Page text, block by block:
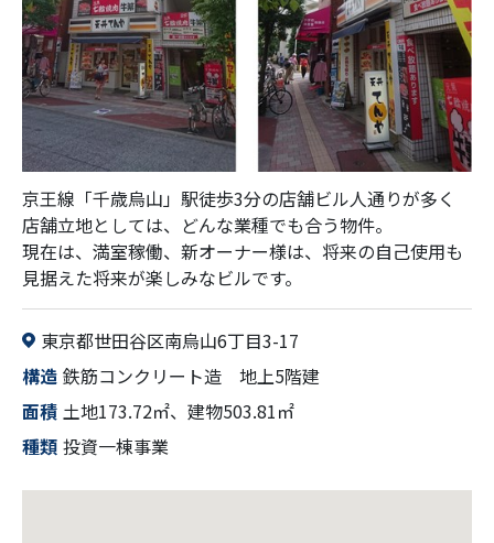
京王線「千歳烏山」駅徒歩3分の店舗ビル人通りが多く
店舗立地としては、どんな業種でも合う物件。
現在は、満室稼働、新オーナー様は、将来の自己使用も
見据えた将来が楽しみなビルです。
東京都世田谷区南烏山6丁目3-17
鉄筋コンクリート造 地上5階建
土地173.72㎡、建物503.81㎡
投資一棟事業